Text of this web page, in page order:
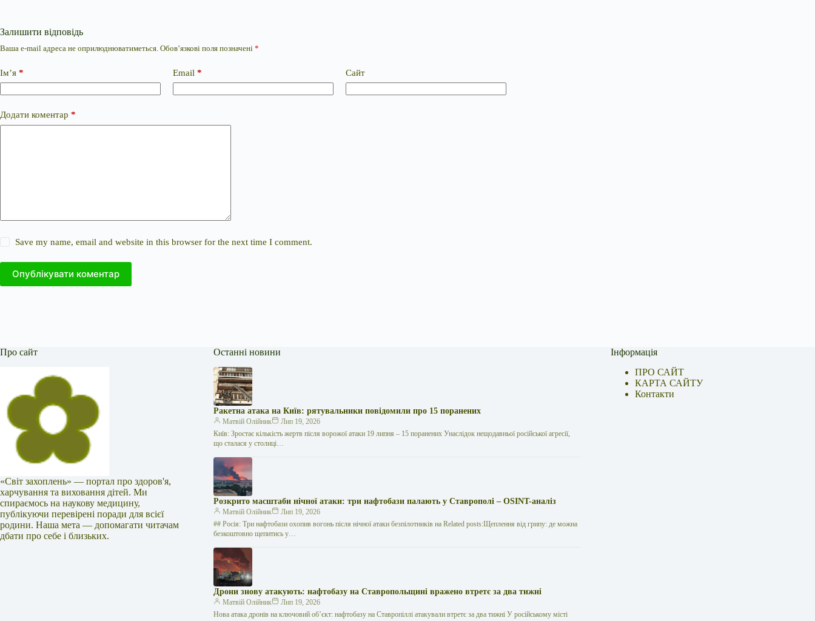
Залишити відповідь
Ваша e-mail адреса не оприлюднюватиметься. Обов’язкові поля позначені *
Ім’я * Email * Сайт
Додати коментар *
Save my name, email and website in this browser for the next time I comment.
Опублікувати коментар
Про сайт
«Світ захоплень» — портал про здоров'я,
харчування та виховання дітей. Ми
спираємось на наукову медицину,
публікуючи перевірені поради для всієї
родини. Наша мета — допомагати читачам
дбати про себе і близьких.
Останні новини
Ракетна атака на Київ: рятувальники повідомили про 15 поранених
Матвій Олійник
Лип 19, 2026
Київ: Зростає кількість жертв після ворожої атаки 19 липня – 15 поранених Унаслідок нещодавньої російської агресії,
що сталася у столиці…
Розкрито масштаби нічної атаки: три нафтобази палають у Ставрополі – OSINT-аналіз
Матвій Олійник
Лип 19, 2026
## Росія: Три нафтобази охопив вогонь після нічної атаки безпілотників на Related posts:Щеплення від грипу: де можна
безкоштовно щепитись у…
Дрони знову атакують: нафтобазу на Ставропольщині вражено втретє за два тижні
Матвій Олійник
Лип 19, 2026
Нова атака дронів на ключовий об’єкт: нафтобазу на Ставропіллі атакували втретє за два тижні У російському місті
Інформація
ПРО САЙТ
КАРТА САЙТУ
Контакти